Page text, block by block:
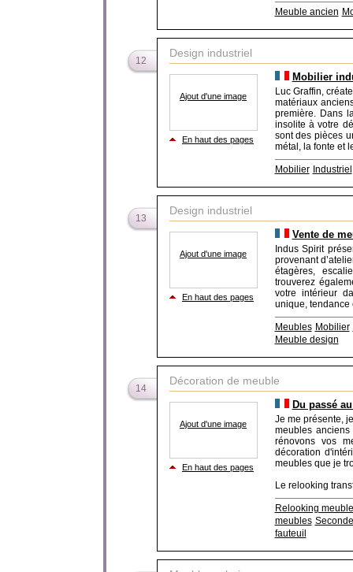
Meuble ancien
12
Design industriel
Ajout d'une image
En haut des pages
Mobilier
Luc Graffin,
matériaux
première. Dans
insolite à votre
sont des pièces
métal, la fonte et
Mobilier Industriel
13
Design industriel
Ajout d'une image
En haut des pages
Vente de
Indus Spirit
provenant
étagères,
trouverez
votre intérieur
unique, tendance
Meubles Mobilier
Meuble design
14
Décoration de meuble
Ajout d'une image
En haut des pages
Du passé
Je me présente,
meubles
rénovons vos
décoration
meubles que je
Le relooking
Relooking
meubles
fauteuil